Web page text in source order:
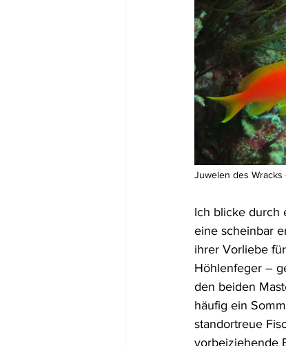
Juwelen des Wracks
Ich blicke durch
eine scheinbar
ihrer Vorliebe
Höhlenfeger –
den beiden
häufig ein
standortreue
vorbeiziehende